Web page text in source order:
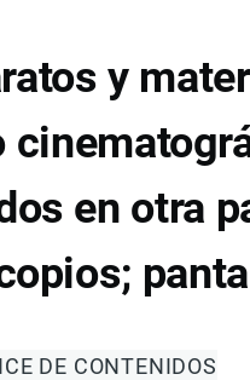
y
en otra
DE CONTENIDOS